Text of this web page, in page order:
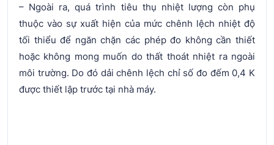
– Ngoài ra, quá trình tiêu thụ nhiệt lượng còn phụ
thuộc vào sự xuất hiện của mức chênh lệch nhiệt độ
tối thiểu để ngăn chặn các phép đo không cần thiết
hoặc không mong muốn do thất thoát nhiệt ra ngoài
môi trường. Do đó dải chênh lệch chỉ số đo đếm 0,4 K
được thiết lập trước tại nhà máy.